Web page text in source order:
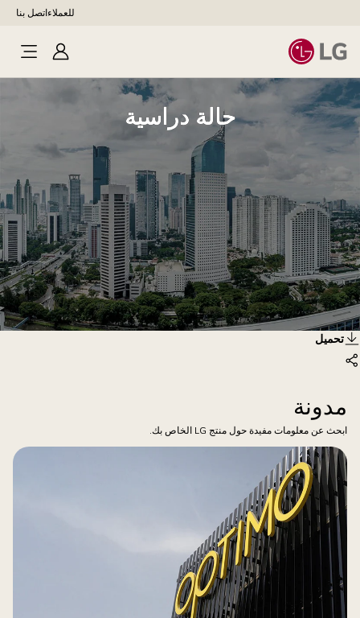
للعملاء اتصل بنا
تسجيل
الدخول
حالة
دراسية
حالة دراسية
تحميل
مدونة
ابحث عن معلومات مفيدة حول منتج LG الخاص بك.